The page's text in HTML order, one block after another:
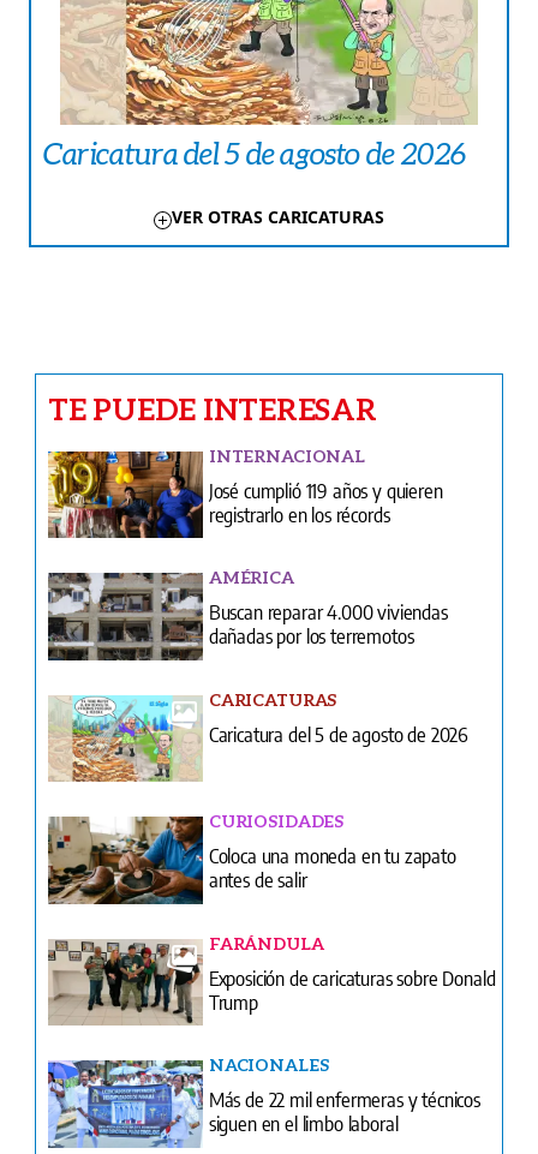
Caricatura del 5 de agosto de 2026
VER OTRAS CARICATURAS
José cumplió 119 años y quieren
registrarlo en los récords
AMÉRICA
Buscan reparar 4.000 viviendas
dañadas por los terremotos
CARICATURAS
Caricatura del 5 de agosto de 2026
CURIOSIDADES
Coloca una moneda en tu zapato
FARÁNDULA
Exposición de caricaturas sobre Donald
Trump
NACIONALES
Más de 22 mil enfermeras y técnicos
siguen en el limbo laboral